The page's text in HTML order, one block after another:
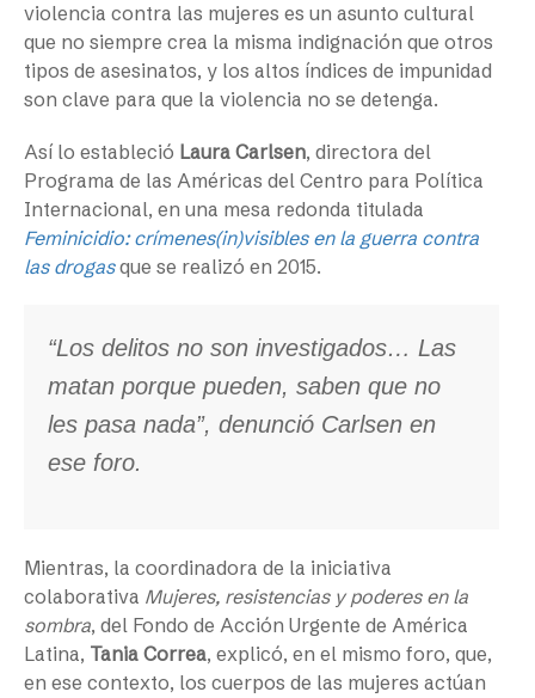
violencia contra las mujeres es un asunto cultural
que no siempre crea la misma indignación que otros
tipos de asesinatos, y los altos índices de impunidad
son clave para que la violencia no se detenga.
Así lo estableció Laura Carlsen, directora del
Programa de las Américas del Centro para Política
Internacional, en una mesa redonda titulada
Feminicidio: crímenes(in)visibles en la guerra contra
las drogasque se realizó en 2015.
“Los delitos no son investigados… Las
matan porque pueden, saben que no
les pasa nada”, denunció Carlsen en
ese foro.
Mientras, la coordinadora de la iniciativa
colaborativa Mujeres, resistencias y poderes en la
sombra, del Fondo de Acción Urgente de América
Latina, Tania Correa, explicó, en el mismo foro, que,
en ese contexto, los cuerpos de las mujeres actúan